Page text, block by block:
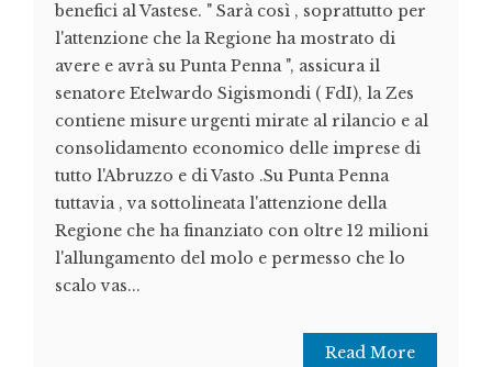
benefici al Vastese. " Sarà così , soprattutto per
l'attenzione che la Regione ha mostrato di
avere e avrà su Punta Penna ", assicura il
senatore Etelwardo Sigismondi ( FdI), la Zes
contiene misure urgenti mirate al rilancio e al
consolidamento economico delle imprese di
tutto l'Abruzzo e di Vasto .Su Punta Penna
tuttavia , va sottolineata l'attenzione della
Regione che ha finanziato con oltre 12 milioni
l'allungamento del molo e permesso che lo
scalo vas...
Read More